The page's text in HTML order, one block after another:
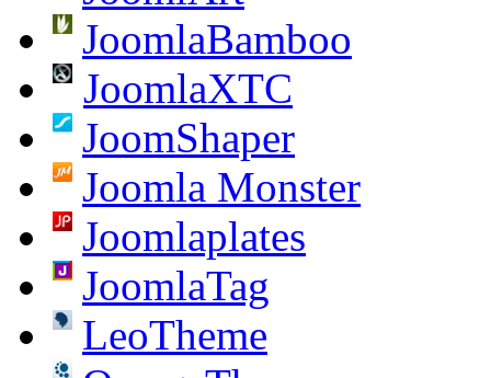
JoomlaBamboo
JoomlaXTC
JoomShaper
Joomla Monster
Joomlaplates
JoomlaTag
LeoTheme